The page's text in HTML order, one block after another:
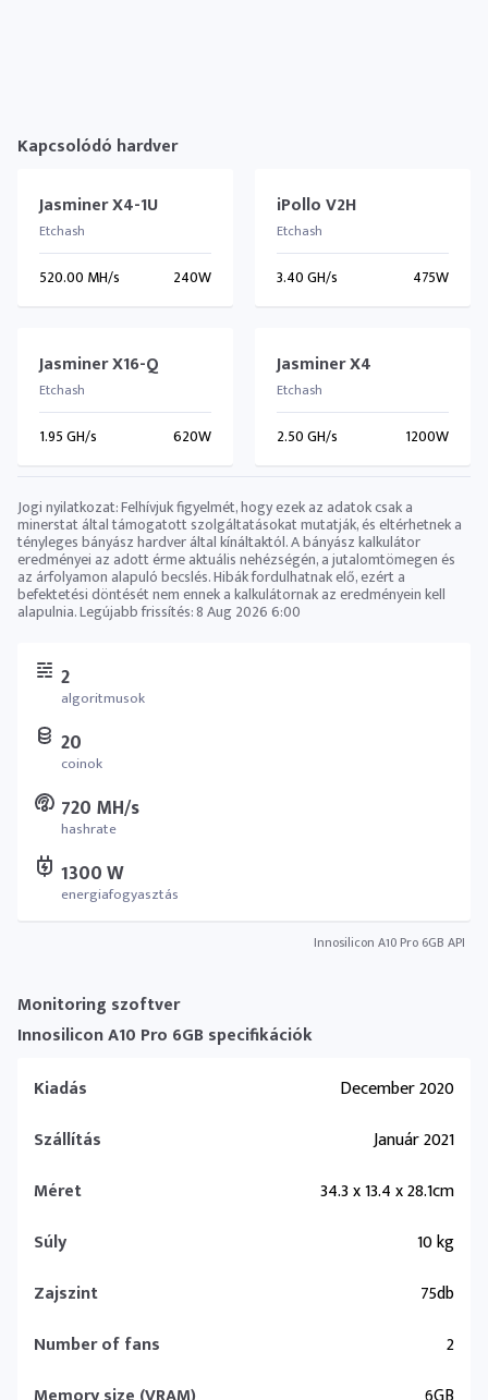
2
algoritmusok
20
coinok
720 MH/s
hashrate
1300 W
energiafogyasztás
Innosilicon A10 Pro 6GB API
Monitoring szoftver
Innosilicon A10 Pro 6GB specifikációk
Kiadás
December 2020
Szállítás
Január 2021
Méret
34.3 x 13.4 x 28.1cm
Súly
10 kg
Zajszint
75db
Number of fans
2
Kapcsolódó hardver
Jasminer X4-1U
Etchash
520.00 MH/s 240W
iPollo V2H
Etchash
3.40 GH/s 475W
Jasminer X16-Q
Etchash
1.95 GH/s 620W
Jasminer X4
Etchash
2.50 GH/s 1200W
Jogi nyilatkozat: Felhívjuk figyelmét, hogy ezek az adatok csak a
minerstat által támogatott szolgáltatásokat mutatják, és eltérhetnek a
tényleges bányász ​​hardver által kínáltaktól. A bányász ​​kalkulátor
eredményei az adott érme aktuális nehézségén, a jutalomtömegen és
az árfolyamon alapuló becslés. Hibák fordulhatnak elő, ezért a
befektetési döntését nem ennek a kalkulátornak az eredményein kell
alapulnia. Legújabb frissítés:8 Aug 2026 6:00